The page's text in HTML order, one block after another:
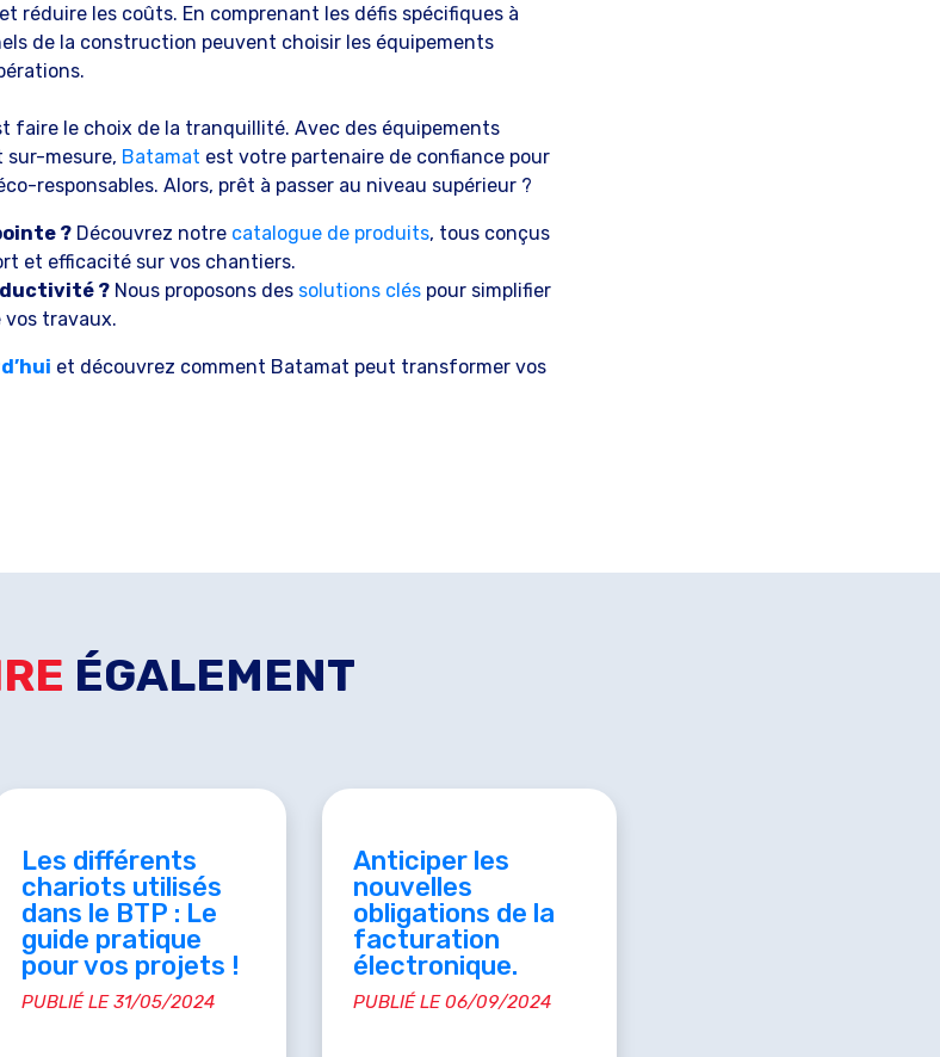
réduire les coûts. En comprenant les défis spécifiques à
de la construction peuvent choisir les équipements
faire le choix de la tranquillité. Avec des équipements
sur-mesure, Batamat est votre partenaire de confiance pour
responsables. Alors, prêt à passer au niveau supérieur ?
? Découvrez notre catalogue de produits, tous conçus
et efficacité sur vos chantiers.
? Nous proposons des solutions clés pour simplifier
vos travaux.
et découvrez comment Batamat peut transformer vos
ÉGALEMENT
Les différents
chariots utilisés
dans le BTP : Le
guide pratique
pour vos projets !
PUBLIÉ LE 31/05/2024
Anticiper les
nouvelles
obligations de la
facturation
électronique.
PUBLIÉ LE 06/09/2024